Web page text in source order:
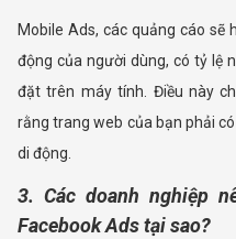
Mobile Ads, các quảng cáo sẽ
động của người dùng, có tỷ lệ
đặt trên máy tính. Điều này
rằng trang web của bạn phải
di động.
3. Các doanh nghiệp
Facebook Ads tại sao?